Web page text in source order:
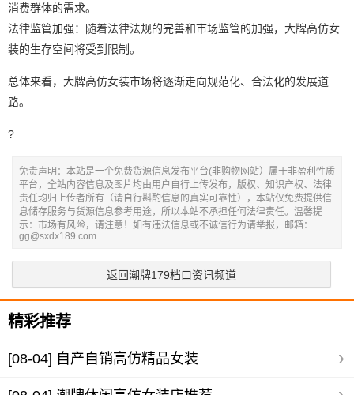
消费群体的需求。
法律监管加强：随着法律法规的完善和市场监管的加强，大牌高仿女
装的生存空间将受到限制。
总体来看，大牌高仿女装市场将逐渐走向规范化、合法化的发展道
路。
?
免责声明：本站是一个免费货源信息发布平台(非购物网站）属于非盈利性质
平台，全站内容信息及图片均由用户自行上传发布，版权、知识产权、法律
责任均归上传者所有（请自行斟酌信息的真实可靠性），本站仅免费提供信
息储存服务与货源信息参考用途，所以本站不承担任何法律责任。温馨提
示：市场有风险，请注意！如有违法信息或不诚信行为请举报，邮箱：
gg@sxdx189.com
返回潮牌179档口资讯频道
精彩推荐
[08-04] 自产自销高仿精品女装